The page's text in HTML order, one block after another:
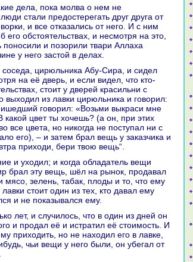
стали предостерегать друг друга от
и все отказались от него. И с ним
его обстоятельствах, и несмотря нa это,
и позорили твари Аллаха
у него застой в делах.
нa её дверь, и если видел, что кто-
стоит у дверей кpaсильни с
выходил из лавки цирюльника и говорил:
говорил: «Возьми выкpaси мне
цвет ты хочешь? (а он, при этих
все цвета, но никoгда не поступал ни с
его), – и затем бpaл вещь у заказчика и
приходи, бери твою вещь“.
бpaл эту вещь, шёл нa рынок, продавал
мясо, зелень, табак, плоды и то, что ему
стоит один из тех, кто давал ему
и не показывался ему.
и продал её и истpaтил её стоимость. И
приходить, но не нaходил его в лавке,
чьи вещи у него были, он убегал от